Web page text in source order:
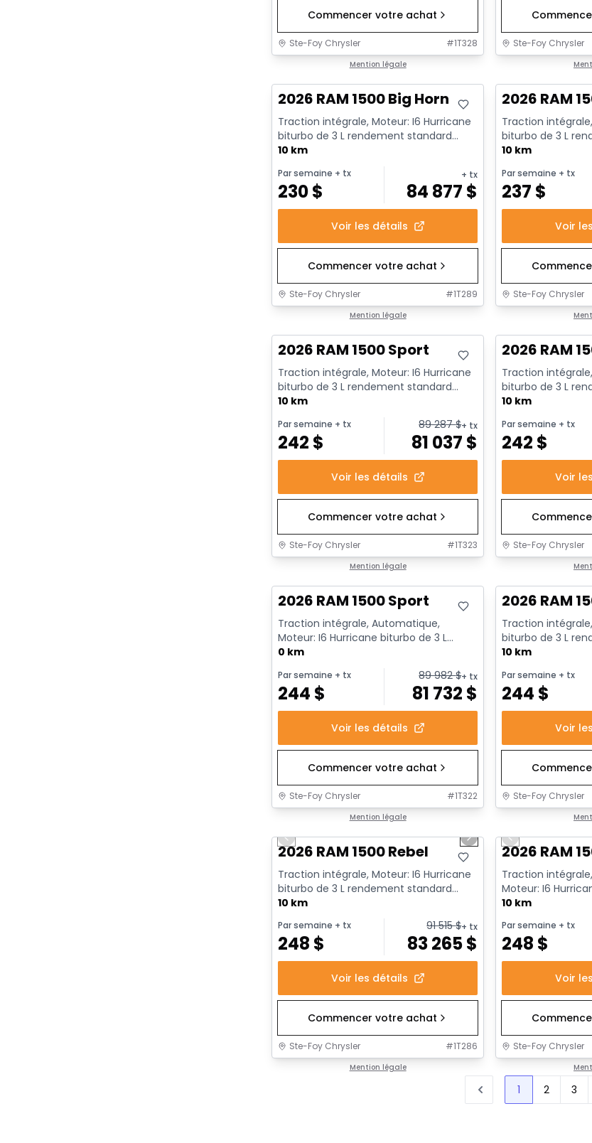
Commencer votre achat
Ste-Foy Chrysler #1T328
Mention légale
Ste-Foy Chrysler
2026 RAM 1500 Big Horn
Traction intégrale, Moteur: I6 Hurricane
biturbo de 3 L rendement standard
avec arrêt au ralenti - 6...
10 km
Par semaine + tx
230$
+ tx
84 877 $
Voir les détails
Commencer votre achat
Ste-Foy Chrysler #1T289
Mention légale
2026 RAM
Traction
biturbo de 3 L
avec arrêt au
10 km
Par semaine + tx
237 $
Voir
Ste-Foy Chrysler
2026 RAM 1500 Sport
Traction intégrale, Moteur: I6 Hurricane
biturbo de 3 L rendement standard
avec arrêt au ralenti - 6...
10 km
Par semaine + tx
242 $
89 287$+ tx
81 037 $
Voir les détails
Commencer votre achat
Ste-Foy Chrysler #1T323
Mention légale
2026 RAM
Traction
biturbo de 3 L
avec arrêt au
10 km
Par semaine + tx
242 $
Voir
Ste-Foy Chrysler
2026 RAM 1500 Sport
Traction intégrale, Automatique,
Moteur: I6 Hurricane biturbo de 3 L
rendement standard avec arrêt a...
0 km
Par semaine + tx
244 $
89 982$+ tx
81 732 $
Voir les détails
Commencer votre achat
Ste-Foy Chrysler #1T322
Mention légale
2026 RAM
Traction
biturbo de 3 L
avec arrêt au
10 km
Par semaine + tx
244 $
Voir
Ste-Foy Chrysler
Previous slide Next slide
2026 RAM 1500 Rebel
Traction intégrale, Moteur: I6 Hurricane
biturbo de 3 L rendement standard
avec arrêt au ralenti - 6...
10 km
Par semaine + tx
248 $
91 515$+ tx
83 265$
Voir les détails
Commencer votre achat
Ste-Foy Chrysler #1T286
Mention légale
Previous slide
2026 RAM
Traction
Moteur: I6
rendement
10 km
Par semaine + tx
248 $
Voir
Ste-Foy Chrysler
1 2 3